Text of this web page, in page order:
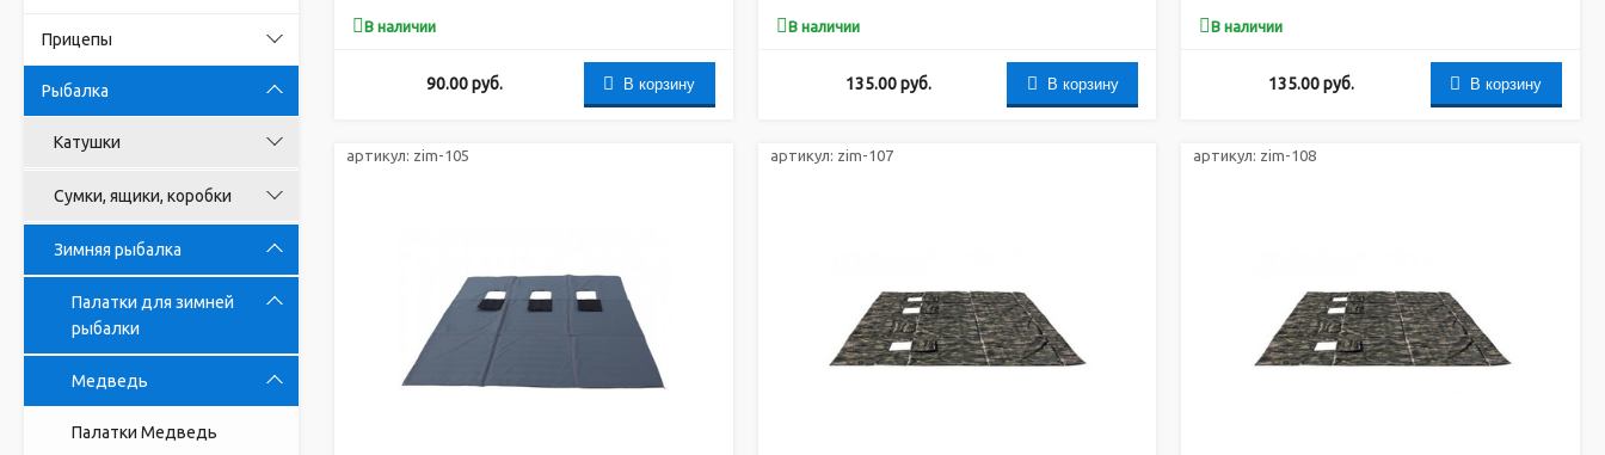
Прицепы
Рыбалка
Катушки
Сумки, ящики, коробки
Зимняя рыбалка
Палатки для зимней
рыбалки
Медведь
Палатки Медведь
В наличии
90.00руб. В корзину
В наличии
135.00руб. В корзину
В наличии
135.00руб. В корзину
артикул: zim-105 артикул: zim-107 артикул: zim-108